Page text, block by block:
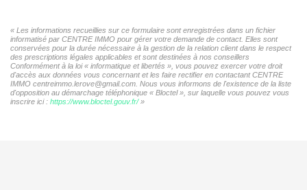
« Les informations recueillies sur ce formulaire sont enregistrées dans un fichier
informatisé par CENTRE IMMO pour gérer votre demande de contact. Elles sont
conservées pour la durée nécessaire à la gestion de la relation client dans le respect
des prescriptions légales applicables et sont destinées à nos conseillers
Conformément à la loi « informatique et libertés », vous pouvez exercer votre droit
d'accès aux données vous concernant et les faire rectifier en contactant CENTRE
IMMO centreimmo.lerove@gmail.com. Nous vous informons de l'existence de la liste
d'opposition au démarchage téléphonique « Bloctel », sur laquelle vous pouvez vous
inscrire ici : https://www.bloctel.gouv.fr/»